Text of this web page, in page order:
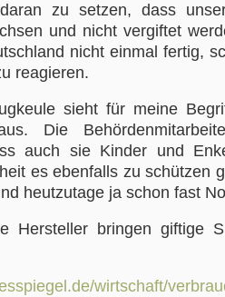
zu setzen, dass
und nicht vergiftet
nicht einmal fertig,
reagieren.
sieht für meine
Die
auch sie Kinder und
es ebenfalls zu schützen
heutzutage ja schon fast
Hersteller bringen giftige
wirtschaft/